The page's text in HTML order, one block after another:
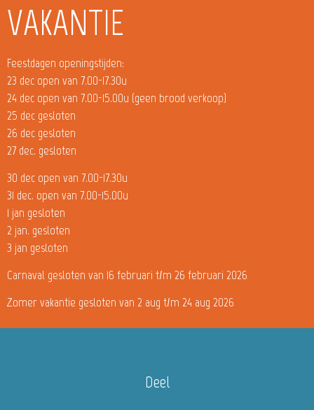
VAKANTIE
Feestdagen openingstijden:
23 dec open van 7.00-17.30u
24 dec open van 7.00-15.00u (geen brood verkoop)
25 dec gesloten
26 dec gesloten
27 dec. gesloten
30 dec open van 7.00-17.30u
31 dec. open van 7.00-15.00u
1 jan gesloten
2 jan. gesloten
3 jan gesloten
Carnaval gesloten van 16 februari t/m 26 februari 2026
Zomer vakantie gesloten van 2 aug t/m 24 aug 2026
Deel